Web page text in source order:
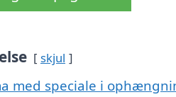
skjul
med speciale i